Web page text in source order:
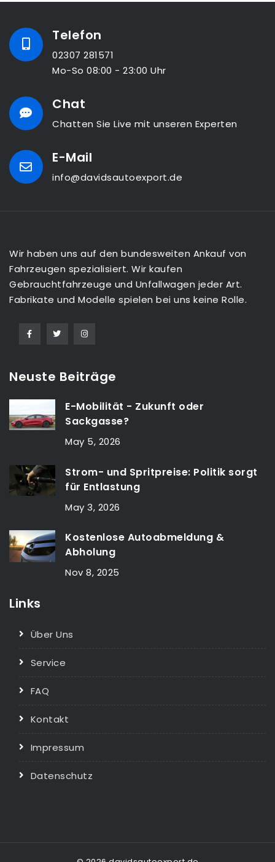
Telefon
02307 281571
Mo-So 08:00 - 23:00 Uhr
Chat
Chatten Sie Live mit unseren Experten
E-Mail
info@davidsautoexport.de
Wir haben uns auf den bundesweiten Ankauf von
Fahrzeugen spezialisiert. Wir kaufen
Gebrauchtfahrzeuge und Unfallwagen jeder Art.
Fabrikate und Modelle spielen bei uns keine Rolle.
Neuste Beiträge
E-Mobilität - Zukunft oder
Sackgasse?
May 5, 2026
Strom- und Spritpreise: Politik sorgt
für Entlastung
May 3, 2026
Kostenlose Autoabmeldung &
Abholung
Nov 8, 2025
Links
Über Uns
Service
FAQ
Kontakt
Impressum
Datenschutz